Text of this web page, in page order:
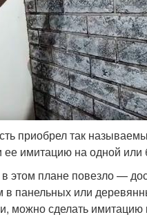
приобрел так
имитацию на одной или
плане повезло —
панельных или
можно сделать